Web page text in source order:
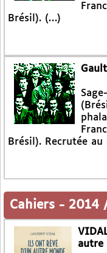
Brésil). (…)
Brésil). Recrutée
Cahiers - 2014
autre